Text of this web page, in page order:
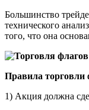
Большинство
технического
того, что она
Правила торговли
1) Акция должна